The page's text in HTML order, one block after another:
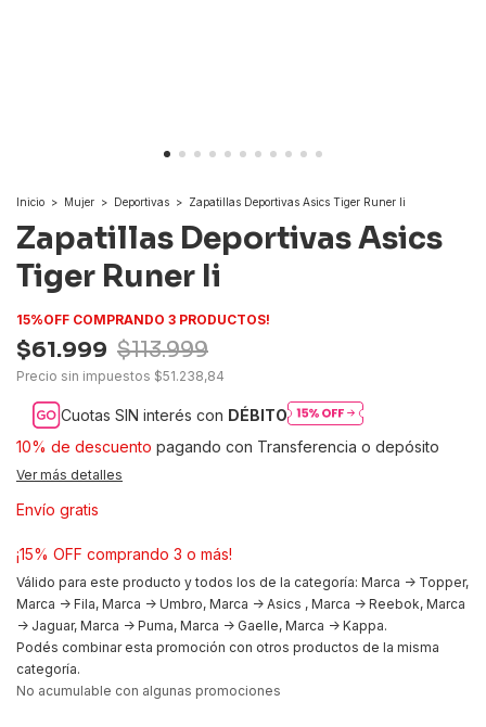
Inicio > Mujer > Deportivas > Zapatillas Deportivas Asics Tiger Runer Ii
Zapatillas Deportivas Asics
Tiger Runer Ii
15%OFF COMPRANDO 3 PRODUCTOS!
$61.999 $113.999
Precio sin impuestos $51.238,84
Cuotas SIN interés con DÉBITO
10% de descuento pagando con Transferencia o depósito
Ver más detalles
Envío gratis
¡15% OFF comprando 3 o más!
Válido para este producto y todos los de la categoría: Marca -> Topper,
Marca -> Fila, Marca -> Umbro, Marca -> Asics , Marca -> Reebok, Marca
-> Jaguar, Marca -> Puma, Marca -> Gaelle, Marca -> Kappa.
Podés combinar esta promoción con otros productos de la misma
categoría.
No acumulable con algunas promociones